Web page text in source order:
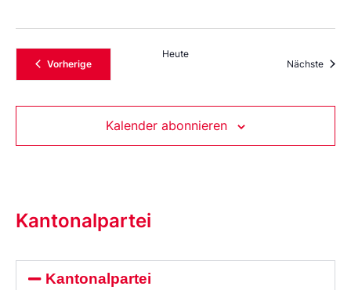
VorherigeVeranstaltungen
Heute
Nächste
Kalender abonnieren
Kantonalpartei
Kantonalpartei